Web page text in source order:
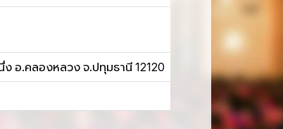
อ.คลองหลวง จ.ปทุมธานี 12120